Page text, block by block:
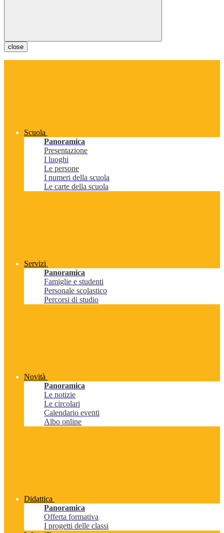
close
Scuola
Panoramica
Presentazione
I luoghi
Le persone
I numeri della scuola
Le carte della scuola
Servizi
Panoramica
Famiglie e studenti
Personale scolastico
Percorsi di studio
Novità
Panoramica
Le notizie
Le circolari
Calendario eventi
Albo online
Didattica
Panoramica
Offerta formativa
I progetti delle classi